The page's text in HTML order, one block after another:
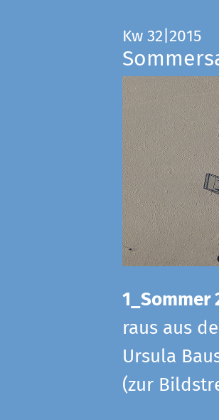
Kw 32|2015
raus aus
Ursula
(zur